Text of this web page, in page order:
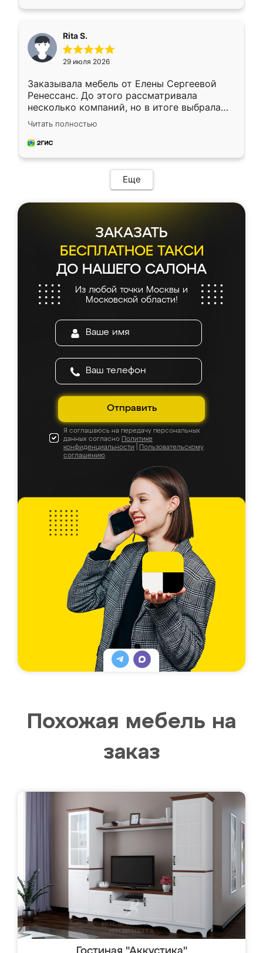
Rita S.
29 июля 2026
Заказывала мебель от Елены Сергеевой
Ренессанс. До этого рассматривала
несколько компаний, но в итоге выбрала
эту. Сначала обговорили условия, потом
приехал замерщик, всё спокойно объяснил
и снял размеры. Изготовили в срок, с
мебель сразу встала на свое место без
каких-либо доработок. Качеством осталась
довольна, все выглядит так, как и ожидала.
Читать полностью
Еще
ЗАКАЗАТЬ
БЕСПЛАТНОЕ ТАКСИ
ДО НАШЕГО САЛОНА
Из любой точки Москвы и
Московской области!
Отправить
Я соглашаюсь на передачу персональных
данных согласно Политике
конфиденциальности
Пользовательскому
соглашению
Похожая мебель на
заказ